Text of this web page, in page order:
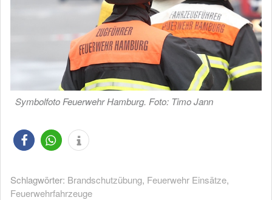
Symbolfoto Feuerwehr Hamburg. Foto: Timo Jann
Schlagwörter: Brandschutzübung, Feuerwehr Einsätze,
Feuerwehrfahrzeuge